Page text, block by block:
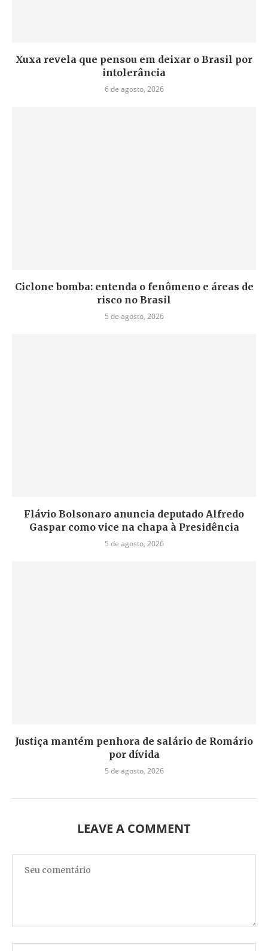
Xuxa revela que pensou em deixar o Brasil por
intolerância
6 de agosto, 2026
Ciclone bomba: entenda o fenômeno e áreas de
risco no Brasil
5 de agosto, 2026
Flávio Bolsonaro anuncia deputado Alfredo
Gaspar como vice na chapa à Presidência
5 de agosto, 2026
Justiça mantém penhora de salário de Romário
por dívida
5 de agosto, 2026
LEAVE A COMMENT